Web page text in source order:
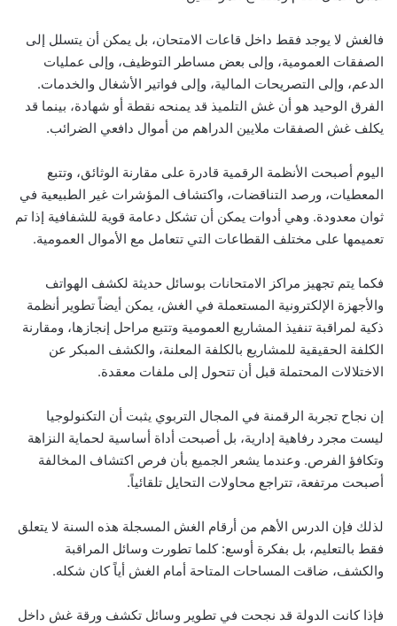
فالغش لا يوجد فقط داخل قاعات الامتحان، بل يمكن أن يتسلل إلى
الصفقات العمومية، وإلى بعض مساطر التوظيف، وإلى عمليات
الدعم، وإلى التصريحات المالية، وإلى فواتير الأشغال والخدمات.
الفرق الوحيد هو أن غش التلميذ قد يمنحه نقطة أو شهادة، بينما قد
يكلف غش الصفقات ملايين الدراهم من أموال دافعي الضرائب.
اليوم أصبحت الأنظمة الرقمية قادرة على مقارنة الوثائق، وتتبع
المعطيات، ورصد التناقضات، واكتشاف المؤشرات غير الطبيعية في
ثوان معدودة. وهي أدوات يمكن أن تشكل دعامة قوية للشفافية إذا تم
تعميمها على مختلف القطاعات التي تتعامل مع الأموال العمومية.
فكما يتم تجهيز مراكز الامتحانات بوسائل حديثة لكشف الهواتف
والأجهزة الإلكترونية المستعملة في الغش، يمكن أيضاً تطوير أنظمة
ذكية لمراقبة تنفيذ المشاريع العمومية وتتبع مراحل إنجازها، ومقارنة
الكلفة الحقيقية للمشاريع بالكلفة المعلنة، والكشف المبكر عن
الاختلالات المحتملة قبل أن تتحول إلى ملفات معقدة.
إن نجاح تجربة الرقمنة في المجال التربوي يثبت أن التكنولوجيا
ليست مجرد رفاهية إدارية، بل أصبحت أداة أساسية لحماية النزاهة
وتكافؤ الفرص. وعندما يشعر الجميع بأن فرص اكتشاف المخالفة
أصبحت مرتفعة، تتراجع محاولات التحايل تلقائياً.
لذلك فإن الدرس الأهم من أرقام الغش المسجلة هذه السنة لا يتعلق
فقط بالتعليم، بل بفكرة أوسع: كلما تطورت وسائل المراقبة
والكشف، ضاقت المساحات المتاحة أمام الغش أياً كان شكله.
فإذا كانت الدولة قد نجحت في تطوير وسائل تكشف ورقة غش داخل